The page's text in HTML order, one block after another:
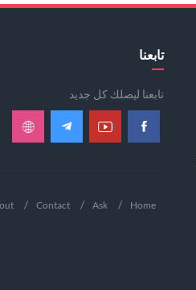
تابعنا
تابعنا ليصلك كل جديد
Home
Ask
Contact